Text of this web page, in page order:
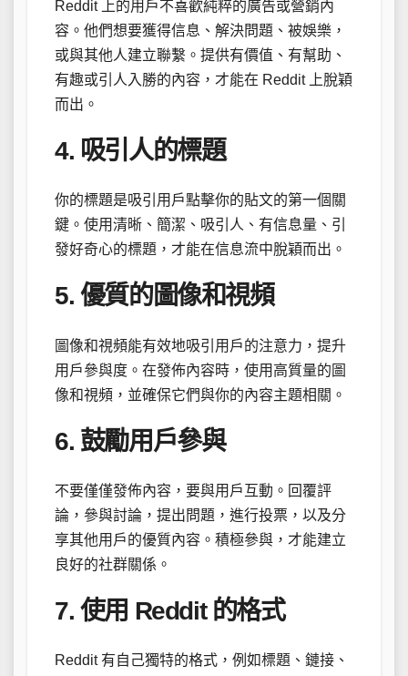
Reddit 上的用戶不喜歡純粹的廣告或營銷內
容。他們想要獲得信息、解決問題、被娛樂，
或與其他人建立聯繫。提供有價值、有幫助、
有趣或引人入勝的內容，才能在 Reddit 上脫穎
而出。
4. 吸引人的標題
你的標題是吸引用戶點擊你的貼文的第一個關
鍵。使用清晰、簡潔、吸引人、有信息量、引
發好奇心的標題，才能在信息流中脫穎而出。
5. 優質的圖像和視頻
圖像和視頻能有效地吸引用戶的注意力，提升
用戶參與度。在發佈內容時，使用高質量的圖
像和視頻，並確保它們與你的內容主題相關。
6. 鼓勵用戶參與
不要僅僅發佈內容，要與用戶互動。回覆評
論，參與討論，提出問題，進行投票，以及分
享其他用戶的優質內容。積極參與，才能建立
良好的社群關係。
7. 使用 Reddit 的格式
Reddit 有自己獨特的格式，例如標題、鏈接、